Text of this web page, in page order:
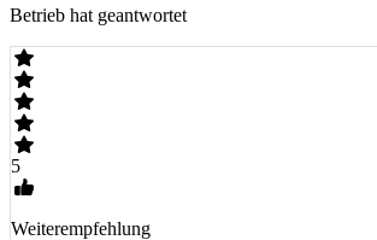
Betrieb hat geantwortet
5
Weiterempfehlung